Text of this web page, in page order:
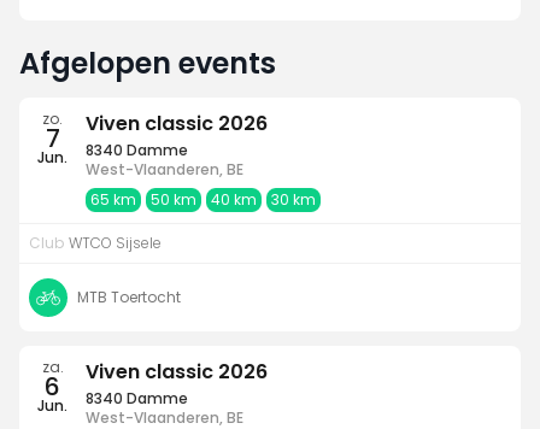
Afgelopen events
zo.
7
Jun.
Viven classic 2026
8340 Damme
West-Vlaanderen, BE
65 km
50 km 40 km 30 km
Club WTCO Sijsele
MTB Toertocht
za.
6
Jun.
Viven classic 2026
8340 Damme
West-Vlaanderen, BE